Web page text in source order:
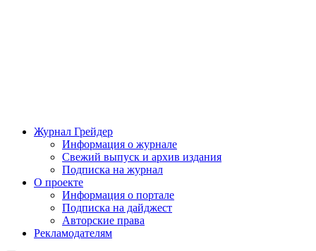
Журнал Грейдер
Информация о журнале
Свежий выпуск и архив издания
Подписка на журнал
О проекте
Информация о портале
Подписка на дайджест
Авторские права
Рекламодателям